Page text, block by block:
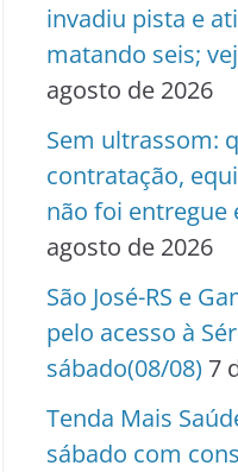
invadiu pista e
matando seis;
agosto de 2026
Sem ultrassom:
contratação,
não foi entregue
agosto de 2026
São José-RS e
pelo acesso à
sábado(08/08) 7
Tenda Mais
sábado com